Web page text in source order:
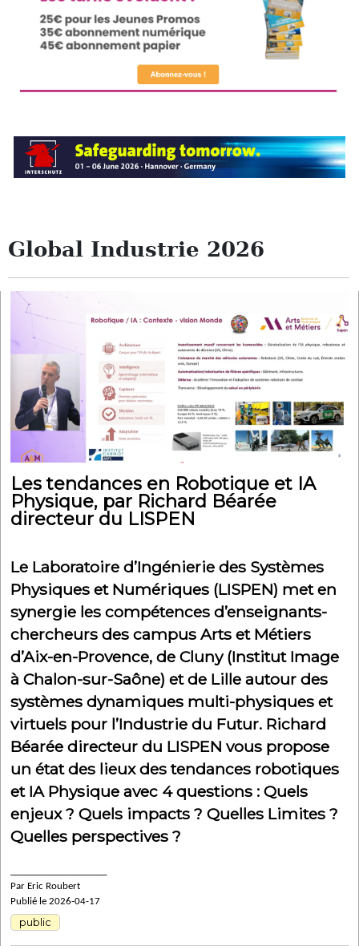
Global Industrie 2026
Les tendances en Robotique et IA
Physique, par Richard Béarée
directeur du LISPEN
Le Laboratoire d’Ingénierie des Systèmes
Physiques et Numériques (LISPEN) met en
synergie les compétences d’enseignants-
chercheurs des campus Arts et Métiers
d’Aix-en-Provence, de Cluny (Institut Image
à Chalon-sur-Saône) et de Lille autour des
systèmes dynamiques multi-physiques et
virtuels pour l’Industrie du Futur. Richard
Béarée directeur du LISPEN vous propose
un état des lieux des tendances robotiques
et IA Physique avec 4 questions : Quels
enjeux ? Quels impacts ? Quelles Limites ?
Quelles perspectives ?
Par Eric Roubert
Publié le 2026-04-17
public